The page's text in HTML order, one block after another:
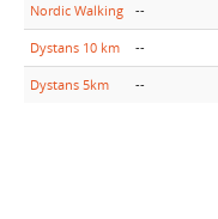
Nordic Walking --
Dystans 10 km --
Dystans 5km --